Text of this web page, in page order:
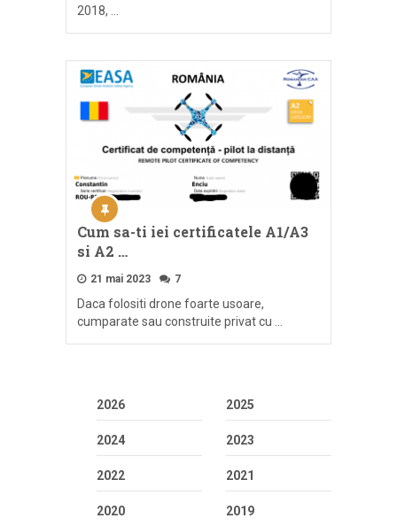
2018, …
Cum sa-ti iei certificatele A1/A3
si A2 …
21 mai 2023 7
Daca folositi drone foarte usoare,
cumparate sau construite privat cu …
2026 2025
2024 2023
2022 2021
2020 2019